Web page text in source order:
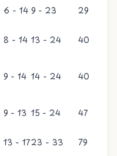
6 - 14 9 - 23
29
8 - 14 13 - 24
40
9 - 14 14 - 24 40
9 - 13 15 - 24
47
13 - 1723 - 33
79